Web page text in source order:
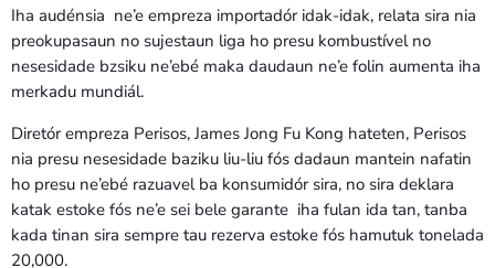
Iha audénsia ne’e empreza importadór idak-idak, relata sira nia
preokupasaun no sujestaun liga ho presu kombustível no
nesesidade bzsiku ne’ebé maka daudaun ne’e folin aumenta iha
merkadu mundiál.
Diretór empreza Perisos, James Jong Fu Kong hateten, Perisos
nia presu nesesidade baziku liu-liu fós dadaun mantein nafatin
ho presu ne’ebé razuavel ba konsumidór sira, no sira deklara
katak estoke fós ne’e sei bele garante iha fulan ida tan, tanba
kada tinan sira sempre tau rezerva estoke fós hamutuk tonelada
20,000.